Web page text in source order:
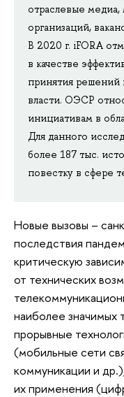
отраслевые
организаций,
В 2020 г. iFORA
в качестве
принятия решений
власти. ОЭСР
инициативам в
Для данного
более 187 тыс.
повестку в сфере
Новые вызовы –
последствия
критическую
от технических
наиболее значимых
прорывные
(мобильные сети
коммуникации и
их применения